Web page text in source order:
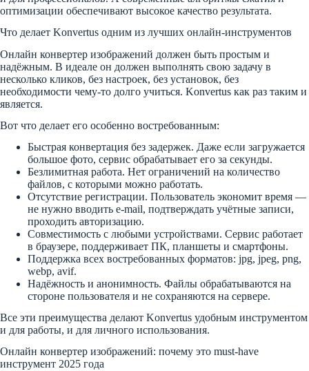
оптимизации обеспечивают высокое качество результата.
Что делает Konvertus одним из лучших онлайн-инструментов
Онлайн конвертер изображений должен быть простым и
надёжным. В идеале он должен выполнять свою задачу в
несколько кликов, без настроек, без установок, без
необходимости чему-то долго учиться. Konvertus как раз таким и
является.
Вот что делает его особенно востребованным:
Быстрая конвертация без задержек. Даже если загружается
большое фото, сервис обрабатывает его за секунды.
Безлимитная работа. Нет ограничений на количество
файлов, с которыми можно работать.
Отсутствие регистрации. Пользователь экономит время —
не нужно вводить e-mail, подтверждать учётные записи,
проходить авторизацию.
Совместимость с любыми устройствами. Сервис работает
в браузере, поддерживает ПК, планшеты и смартфоны.
Поддержка всех востребованных форматов: jpg, jpeg, png,
webp, avif.
Надёжность и анонимность. Файлы обрабатываются на
стороне пользователя и не сохраняются на сервере.
Все эти преимущества делают Konvertus удобным инструментом
и для работы, и для личного использования.
Онлайн конвертер изображений: почему это must-have
инструмент 2025 года